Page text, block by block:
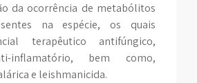
da ocorrência de metabólitos
na espécie, os quais
terapêutico antifúngico,
inflamatório, bem como,
e leishmanicida.